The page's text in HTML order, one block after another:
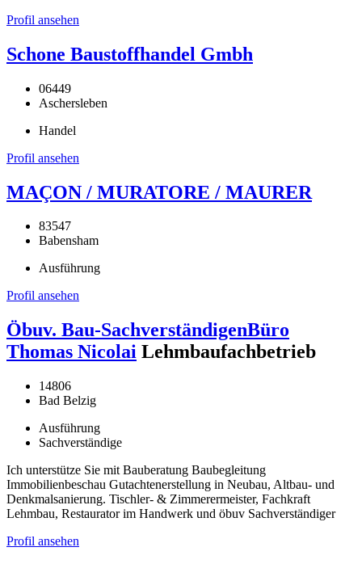
Profil ansehen
Schone Baustoffhandel Gmbh
06449
Aschersleben
Handel
Profil ansehen
MAÇON / MURATORE / MAURER
83547
Babensham
Ausführung
Profil ansehen
Öbuv. Bau-SachverständigenBüro
Thomas Nicolai Lehmbaufachbetrieb
14806
Bad Belzig
Ausführung
Sachverständige
Ich unterstütze Sie mit Bauberatung Baubegleitung
Immobilienbeschau Gutachtenerstellung in Neubau, Altbau- und
Denkmalsanierung. Tischler- & Zimmerermeister, Fachkraft
Lehmbau, Restaurator im Handwerk und öbuv Sachverständiger
Profil ansehen